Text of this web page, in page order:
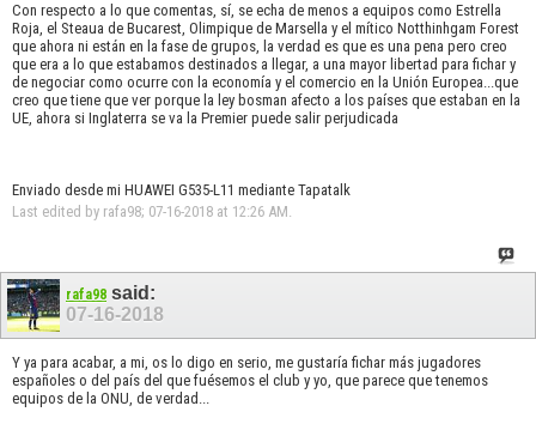
Con respecto a lo que comentas, sí, se echa de menos a equipos como Estrella
Roja, el Steaua de Bucarest, Olimpique de Marsella y el mítico Notthinhgam Forest
que ahora ni están en la fase de grupos, la verdad es que es una pena pero creo
que era a lo que estabamos destinados a llegar, a una mayor libertad para fichar y
de negociar como ocurre con la economía y el comercio en la Unión Europea...que
creo que tiene que ver porque la ley bosman afecto a los países que estaban en la
UE, ahora si Inglaterra se va la Premier puede salir perjudicada
Enviado desde mi HUAWEI G535-L11 mediante Tapatalk
Last edited by rafa98; 07-16-2018 at 12:26 AM.
rafa98 said:
07-16-2018
Y ya para acabar, a mi, os lo digo en serio, me gustaría fichar más jugadores
españoles o del país del que fuésemos el club y yo, que parece que tenemos
equipos de la ONU, de verdad...